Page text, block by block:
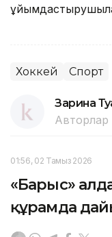
Хоккей Спорт
Зарина
Авторлар
01:56, 02 Тамыз 2026
«Барыс»
құрамда